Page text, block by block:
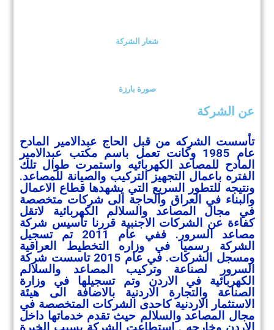
شعار الشركة
صورة بارزة
عن الشركة
تأسست الشركه من قبل الحاج عبدالامير المادح
عام 1985 وكانت تعمل باسم مكتب عبدالامير
المادح للمصاعد الكهربائيه واستمرت طوال تلك
الفتره باعمال التجهيز التركيب والصيانة للمصاعد.
ونتيجه للتطور السريع التي يشهدها قطاع الاعمال
والبناء في العراق والحاجة الى شركات متخصصة
في مجال المصاعد والسلالم الكهربائية لاتقل
كفاءة عن الشركات الاجنبية قررنا تأسيس شركة
مصاعد السرور. ففي عام 2011 تم تسجيل
الشركة رسميا في وزاره التخطيط العراقية
ومسجل الشركات. في عام 2015 تاسست شركة
السرور لصناعة وتركيب المصاعد والسلالم
الكهربائية في الاردن وتم تسجيلها في وزارة
الصناعة والتجارة الاردنية بالاضافة الى هيئة
الاستثمار الاردنية كاحدى الشركات المتخصصة في
مجال المصاعد والسلالم حيث تقدم خدماتها داخل